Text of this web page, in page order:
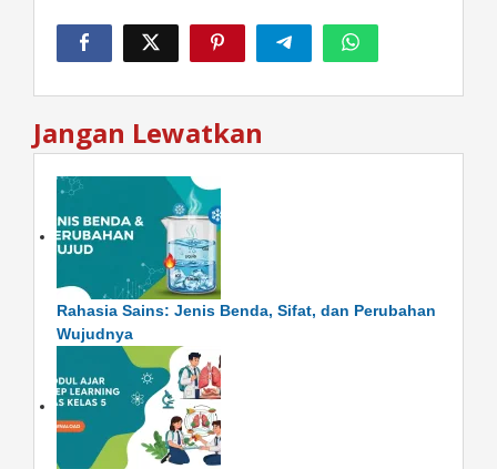
Jangan Lewatkan
Rahasia Sains: Jenis Benda, Sifat, dan Perubahan
Wujudnya